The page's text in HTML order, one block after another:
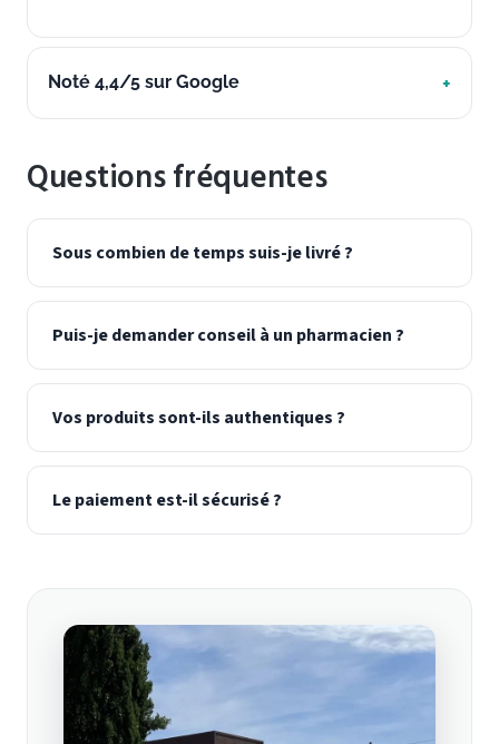
Noté 4,4/5 sur Google
Questions fréquentes
Sous combien de temps suis-je livré ?
Puis-je demander conseil à un pharmacien ?
Vos produits sont-ils authentiques ?
Le paiement est-il sécurisé ?